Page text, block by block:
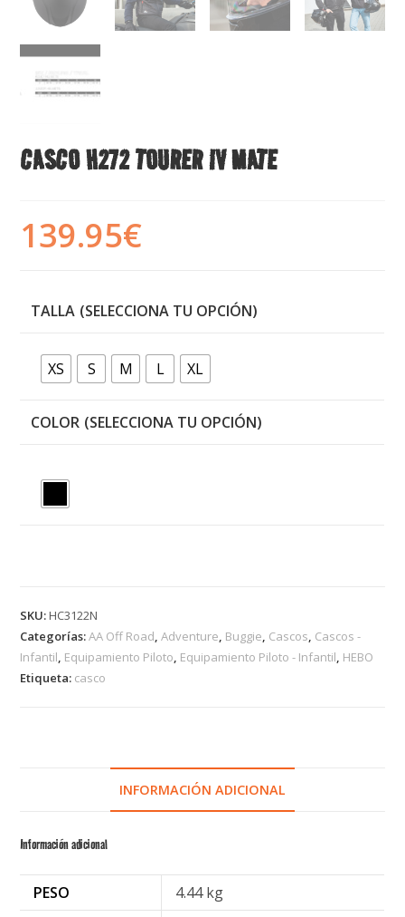
CASCO H272 TOURER IV MATE
139.95€
TALLA
XS S M L XL
COLOR
SKU:HC3122N
Categorías:AA Off Road,Adventure, Buggie, Cascos, Cascos -
Infantil, Equipamiento Piloto, Equipamiento Piloto - Infantil, HEBO
Etiqueta: casco
INFORMACIÓN ADICIONAL
Información adicional
PESO
4.44 kg